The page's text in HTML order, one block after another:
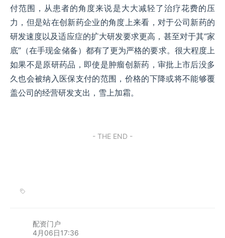
付范围，从患者的角度来说是大大减轻了治疗花费的压
力，但是站在创新药企业的角度上来看，对于公司新药的
研发速度以及适应症的扩大研发要求更高，甚至对于其“家
底”（在手现金储备）都有了更为严格的要求。很大程度上
如果不是原研药品，即使是肿瘤创新药，审批上市后没多
久也会被纳入医保支付的范围，价格的下降或将不能够覆
盖公司的经营研发支出，雪上加霜。
- THE END -
配资门户
4月06日17:36